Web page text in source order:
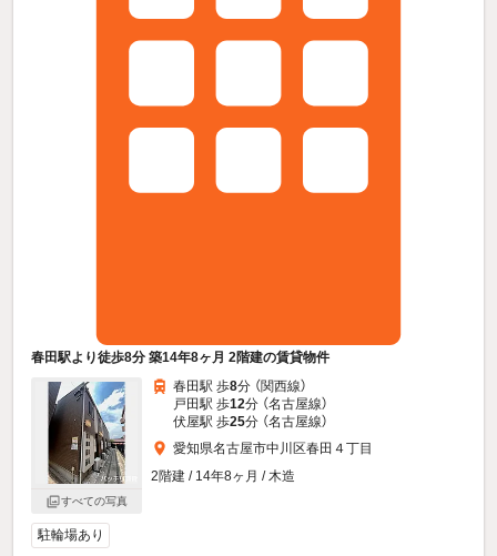
春田駅より徒歩8分 築14年8ヶ月 2階建の賃貸物件
すべての写真
春田駅 歩8分 （関西線）
戸田駅 歩12分 （名古屋線）
伏屋駅 歩25分 （名古屋線）
愛知県名古屋市中川区春田４丁目
2階建 / 14年8ヶ月 / 木造
駐輪場あり